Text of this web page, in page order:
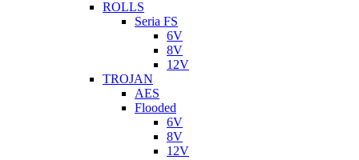
ROLLS
Seria FS
6V
8V
12V
TROJAN
AES
Flooded
6V
8V
12V